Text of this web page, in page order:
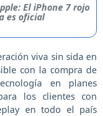
El iPhone 7 rojo
es oficial
viva sin sida en
con la compra de
en planes
los clientes con
en todo el país